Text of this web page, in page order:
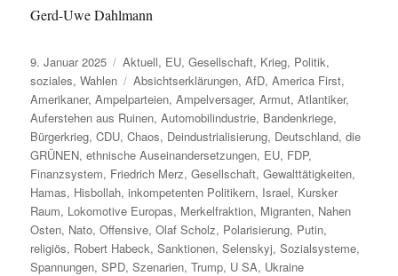
Gerd-Uwe Dahlmann
Veröffentlicht
am
9. Januar 2025 Kategorien
Aktuell, EU,Gesellschaft, Krieg, Politik,
soziales,Wahlen Schlagwörter
Absichtserklärungen,AfD,America First,
Amerikaner,Ampelparteien,Ampelversager,Armut,Atlantiker,
Auferstehen aus Ruinen,Automobilindustrie, Bandenkriege,
Bürgerkrieg,CDU,Chaos, Deindustrialisierung, Deutschland,die
GRÜNEN,ethnische Auseinandersetzungen, EU, FDP,
Finanzsystem, Friedrich Merz,Gesellschaft,Gewalttätigkeiten,
Hamas, Hisbollah,inkompetenten Politikern, Israel, Kursker
Raum, Lokomotive Europas, Merkelfraktion, Migranten, Nahen
Osten, Nato,Offensive,Olaf Scholz, Polarisierung, Putin,
religiös, Robert Habeck,Sanktionen,Selenskyj,Sozialsysteme,
Spannungen,SPD,Szenarien,Trump, U SA, Ukraine